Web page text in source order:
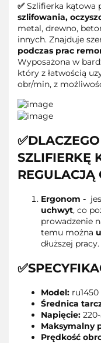
✅ Szlifierka kątowa
szlifowania,
metal, drewno,
innych. Znajduje
podczas prac
Wyposażona w
który z łatwością
obr/min, z
SZLIFIERKĘ
Ergonom -
uchwyt, co
prowadzenie
temu można
dłuższej pracy.
Model: ru1450
Średnica
Napięcie:
Maksymalny
Prędkość